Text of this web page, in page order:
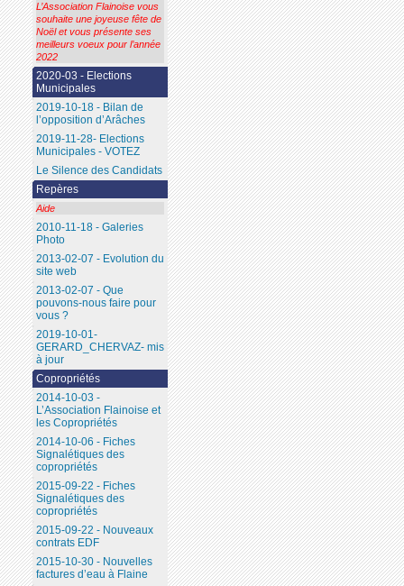
L’Association Flainoise vous
souhaite une joyeuse fête de
Noël et vous présente ses
meilleurs voeux pour l’année
2022
2020-03 - Elections
Municipales
2019-10-18 - Bilan de
l’opposition d’Arâches
2019-11-28- Elections
Municipales - VOTEZ
Le Silence des Candidats
Repères
Aide
2010-11-18 - Galeries
Photo
2013-02-07 - Evolution du
site web
2013-02-07 - Que
pouvons-nous faire pour
vous ?
2019-10-01-
GERARD_CHERVAZ- mis
à jour
Copropriétés
2014-10-03 -
L’Association Flainoise et
les Copropriétés
2014-10-06 - Fiches
Signalétiques des
copropriétés
2015-09-22 - Fiches
Signalétiques des
copropriétés
2015-09-22 - Nouveaux
contrats EDF
2015-10-30 - Nouvelles
factures d’eau à Flaine